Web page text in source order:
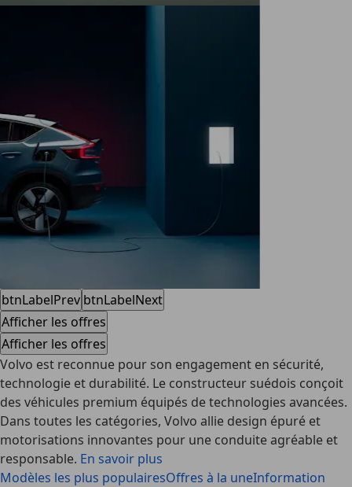
btnLabelPrev btnLabelNext
Afficher les offres
Afficher les offres
Volvo est reconnue pour son engagement en sécurité,
technologie et durabilité. Le constructeur suédois conçoit
des véhicules premium équipés de technologies avancées.
Dans toutes les catégories, Volvo allie design épuré et
motorisations innovantes pour une conduite agréable et
responsable. En savoir plus
Modèles les plus populairesOffres à la uneInformation